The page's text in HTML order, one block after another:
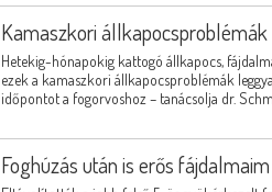
Kamaszkori állkapocsproblémák
Hetekig-hónapokig kattogó állkapocs,
ezek a kamaszkori állkapocsproblémák
időpontot a fogorvoshoz – tanácsolja dr.
Foghúzás után is erős